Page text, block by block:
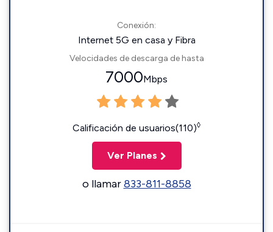
Conexión:
Internet 5G en casa y Fibra
Velocidades de descarga de hasta
7000Mbps
Calificación de usuarios(110)◊
Ver Planes
o llamar833-811-8858